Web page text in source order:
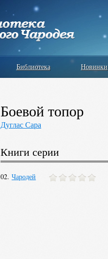
Библиотека Новинки
Боевой топор
Дуглас Сара
Книги серии
02. Чародей